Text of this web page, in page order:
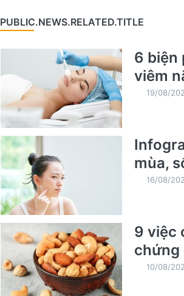
PUBLIC.NEWS.RELATED.TITLE
6 biện
viêm
19/08/
mùa,
16/08/
9 việc
chứng
10/08/